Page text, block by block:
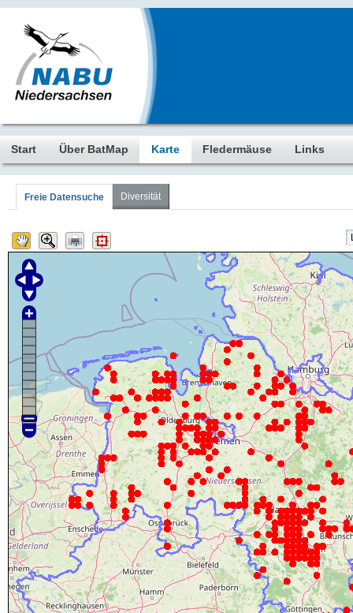
Start Über BatMap Karte Fledermäuse Links
Freie Datensuche Diversität